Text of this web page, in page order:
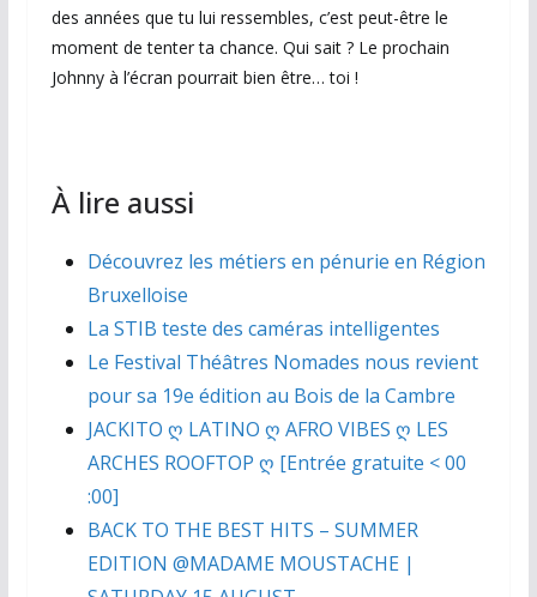
des années que tu lui ressembles, c’est peut-être le
moment de tenter ta chance. Qui sait ? Le prochain
Johnny à l’écran pourrait bien être… toi !
À lire aussi
Découvrez les métiers en pénurie en Région
Bruxelloise
La STIB teste des caméras intelligentes
Le Festival Théâtres Nomades nous revient
pour sa 19e édition au Bois de la Cambre
JACKITO ღ LATINO ღ AFRO VIBES ღ LES
ARCHES ROOFTOP ღ [Entrée gratuite < 00
:00]
BACK TO THE BEST HITS – SUMMER
EDITION @MADAME MOUSTACHE |